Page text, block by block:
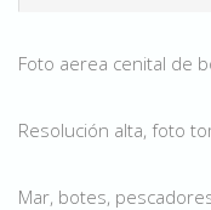
Foto aerea cenital de
Resolución alta, foto
Mar, botes,